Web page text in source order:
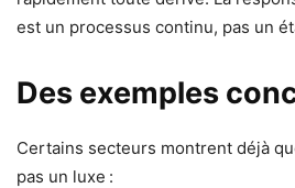
est un processus continu, pas un
Des exemples
Certains secteurs montrent déjà
pas un luxe :